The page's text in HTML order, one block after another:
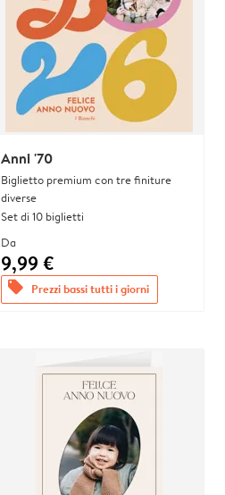
Anni '70
Biglietto premium con tre finiture
diverse
Set di 10 biglietti
Da
9,99 €
offers Prezzi bassi tutti i giorni